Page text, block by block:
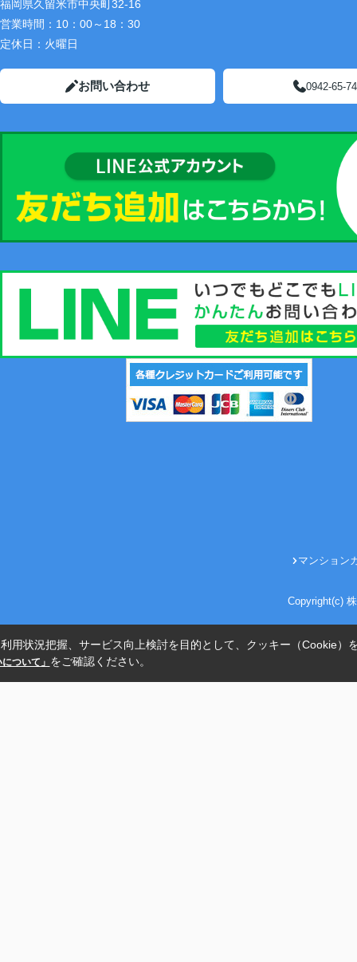
福岡県久留米市中央町32-16
営業時間： 10：00～18：30
定休日： 火曜日
お問い合わせ 0942-65-
マンション
Copyright(c)
用状況把握、サービス向上検討を目的として、クッキー（Cookie）
ついて」 をご確認ください。